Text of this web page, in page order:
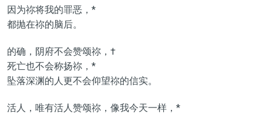
因为祢将我的罪恶，*
都抛在祢的脑后。
的确，阴府不会赞颂祢，†
死亡也不会称扬祢，*
坠落深渊的人更不会仰望祢的信实。
活人，唯有活人赞颂祢，像我今天一样，*